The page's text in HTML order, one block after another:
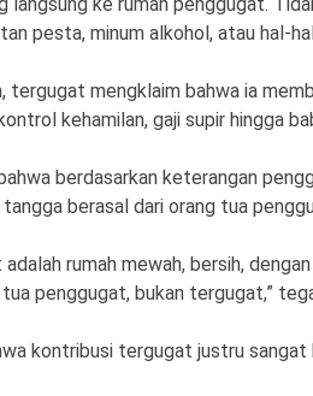
pesta, minum alkohol, atau hal-
tergugat mengklaim bahwa ia
kehamilan, gaji supir hingga
berdasarkan keterangan
berasal dari orang tua
rumah mewah, bersih,
penggugat, bukan tergugat,”
kontribusi tergugat justru sangat